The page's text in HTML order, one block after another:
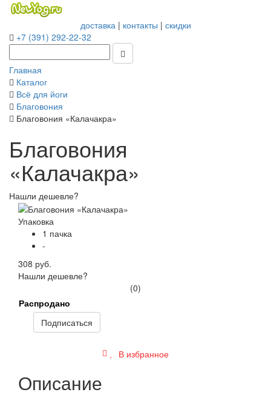
доставка| контакты | скидки
+7 (391) 292-22-32
Главная
Каталог
Всё для йоги
Благовония
Благовония «Калачакра»
Благовония
«Калачакра»
Нашли дешевле?
Упаковка
1 пачка
-
308 руб.
Нашли дешевле?
(0)
Распродано
Подписаться
В избранное
Описание